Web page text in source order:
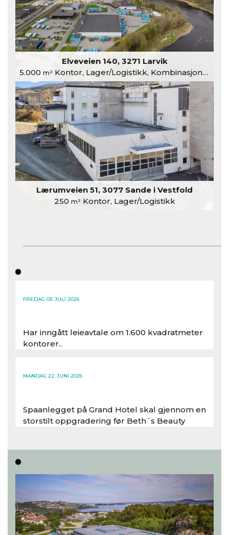
Elveveien 140, 3271 Larvik
5.000 m²Kontor, Lager/Logistikk, Kombinasjonslokaler
Lærumveien 51, 3077 Sande i Vestfold
250 m²Kontor, Lager/Logistikk
FREDAG 03. JULI 2026
Har inngått leieavtale om 1.600 kvadratmeter
kontorer..
MANDAG 22. JUNI 2026
Spaanlegget på Grand Hotel skal gjennom en
storstilt oppgradering før Beth´s Beauty
Les hele artikkelen